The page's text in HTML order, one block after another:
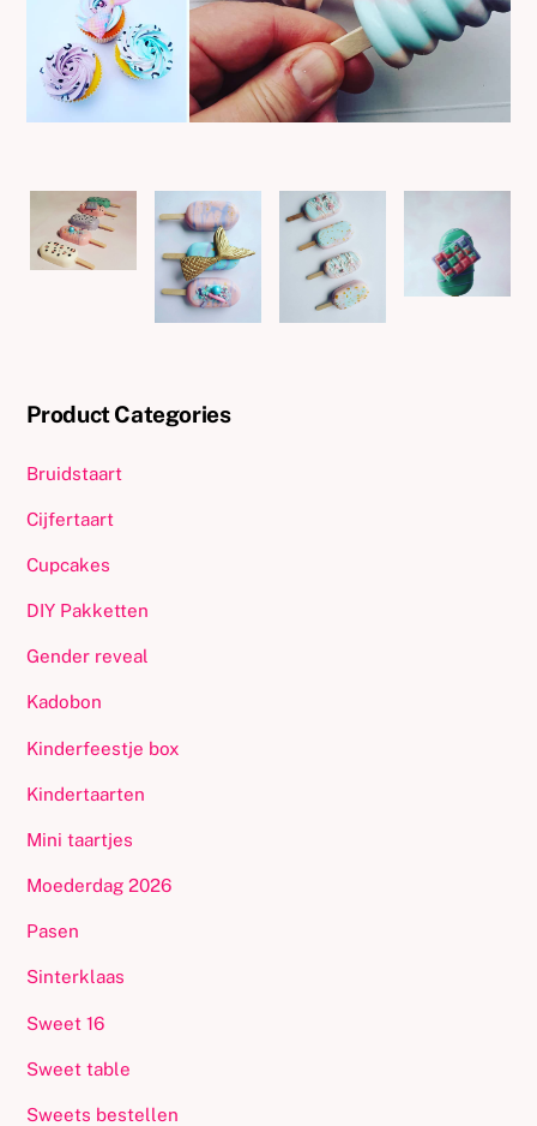
Product Categories
Bruidstaart
Cijfertaart
Cupcakes
DIY Pakketten
Gender reveal
Kadobon
Kinderfeestje box
Kindertaarten
Mini taartjes
Moederdag 2026
Pasen
Sinterklaas
Sweet 16
Sweet table
Sweets bestellen